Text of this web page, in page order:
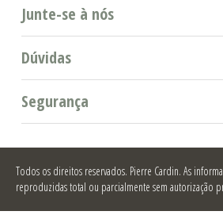
Junte-se à nós
Dúvidas
Segurança
Todos os direitos reservados. Pierre Cardin. As
reproduzidas total ou parcialmente sem autorização